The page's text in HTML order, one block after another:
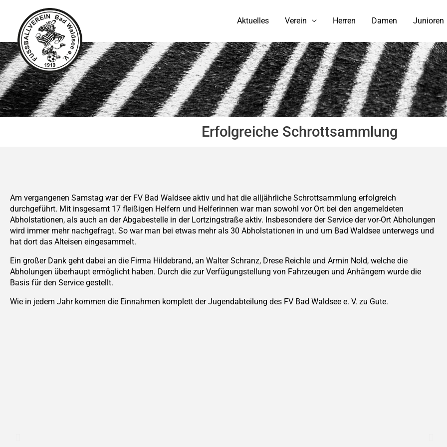
springen
Aktuelles Verein Herren Damen Junioren
Erfolgreiche Schrottsammlung
Am vergangenen Samstag war der FV Bad Waldsee aktiv und hat die alljährliche Schrottsammlung erfolgreich
durchgeführt. Mit insgesamt 17 fleißigen Helfern und Helferinnen war man sowohl vor Ort bei den angemeldeten
Abholstationen, als auch an der Abgabestelle in der Lortzingstraße aktiv. Insbesondere der Service der vor-Ort Abholungen
wird immer mehr nachgefragt. So war man bei etwas mehr als 30 Abholstationen in und um Bad Waldsee unterwegs und
hat dort das Alteisen eingesammelt.
Ein großer Dank geht dabei an die Firma Hildebrand, an Walter Schranz, Drese Reichle und Armin Nold, welche die
Abholungen überhaupt ermöglicht haben. Durch die zur Verfügungstellung von Fahrzeugen und Anhängern wurde die
Basis für den Service gestellt.
Wie in jedem Jahr kommen die Einnahmen komplett der Jugendabteilung des FV Bad Waldsee e. V. zu Gute.